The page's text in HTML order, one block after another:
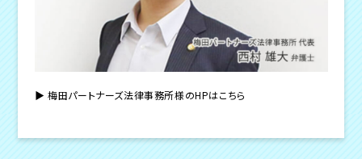
▶︎ 梅田パートナーズ法律事務所様のHPはこちら